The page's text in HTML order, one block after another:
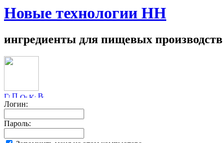
Новые технологии НН
ингредиенты для пищевых производств
Логин:
Пароль: